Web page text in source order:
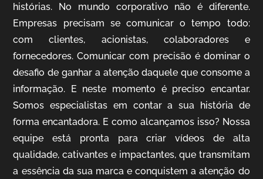
IQVIA
Cobertura de Eventos
histórias. No mundo corporativo não é diferente.
Empresas precisam se comunicar o tempo todo:
com clientes, acionistas, colaboradores e
fornecedores. Comunicar com precisão é dominar o
desafio de ganhar a atenção daquele que consome a
informação. E neste momento é preciso encantar.
Somos especialistas em contar a sua história de
forma encantadora. E como alcançamos isso? Nossa
equipe está pronta para criar vídeos de alta
qualidade, cativantes e impactantes, que transmitam
a essência da sua marca e conquistem a atenção do